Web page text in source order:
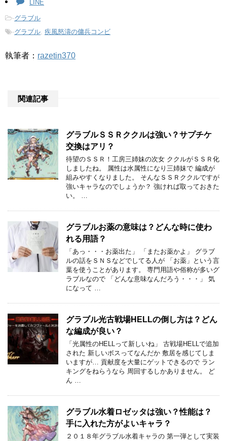
LINE
-グラブル
-グラブル, 疾風怒濤の傭兵コンビ
執筆者： razetin370
関連記事
グラブルＳＳＲククルは強い？サプチケ
交換はアリ？
待望のＳＳＲ！工房三姉妹の次女 ククルがＳＳＲ化
しましたね。 属性は水属性になり三姉妹で 編成が
組みやすくなりました。 そんなＳＳＲククルですが
強いキャラなのでしょうか？ 強ければ取っておきた
い。 …
グラブルお薬の意味は？どんな時に使わ
れる用語？
「あっ・・・お薬出た」 「またお薬かよ」 グラブ
ルの話をＳＮＳなどでしてる人が 「お薬」という言
葉を使うことがあります。 専門用語や俗称が多いグ
ラブルなので 「どんな意味なんだろう・・・」 気
になって …
グラブル光古戦場HELLの倒し方は？どん
な編成が良い？
「光属性のHELLって新しいね」 古戦場HELLで追加
された 新しいボスってなんだか 敷居を感じてしま
いますが… 貢献度を大量にゲットできるので ラン
キングをねらうなら 周回するしかありません。 ど
ん …
グラブル水着ロゼッタは強い？性能は？
手に入れた方がよいキャラ？
２０１８年グラブル水着キャラの 第一弾として実装